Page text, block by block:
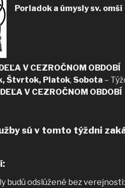
Poriadok a úmysly sv. omší
V CEZROČNOM OBDOBÍ
Štvrtok, Piatok, Sobota –
V CEZROČNOM OBDOBÍ
sú v tomto týždni
budú odslúžené bez verejnosti: